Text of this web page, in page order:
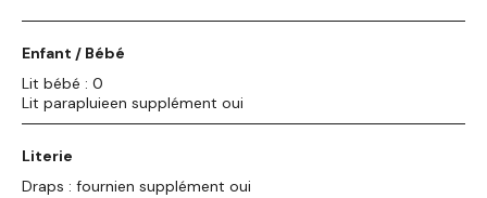
Enfant / Bébé
Lit bébé : 0
Lit parapluieen supplément oui
Literie
Draps : fournien supplément oui